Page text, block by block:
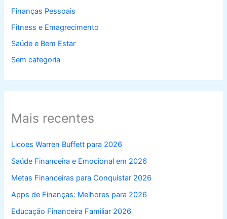
Finanças Pessoais
Fitness e Emagrecimento
Saúde e Bem Estar
Sem categoria
Mais recentes
Licoes Warren Buffett para 2026
Saúde Financeira e Emocional em 2026
Metas Financeiras para Conquistar 2026
Apps de Finanças: Melhores para 2026
Educação Financeira Familiar 2026